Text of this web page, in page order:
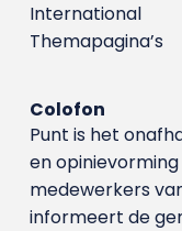
International
Themapagina’s
Colofon
Punt is het
en
medewerkers
informeert de